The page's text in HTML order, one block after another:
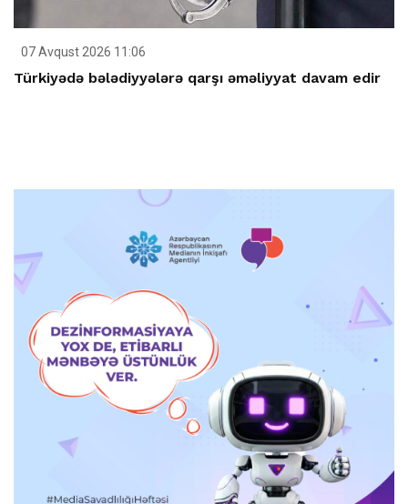
07 Avqust 2026 11:06
Türkiyədə bələdiyyələrə qarşı əməliyyat davam edir